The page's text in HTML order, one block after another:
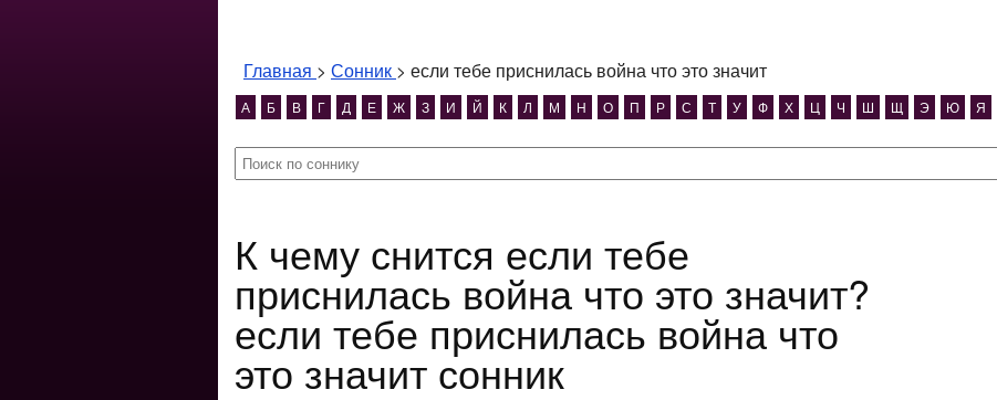
Главная > Сонник > если тебе приснилась война что это значит
А Б В Г Д Е Ж З И Й К Л М Н О П Р С Т У Ф Х Ц Ч Ш Щ Э Ю Я
К чему снится если тебе
приснилась война что это значит?
если тебе приснилась война что
это значит сонник